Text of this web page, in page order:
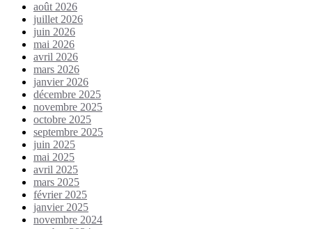
août 2026
juillet 2026
juin 2026
mai 2026
avril 2026
mars 2026
janvier 2026
décembre 2025
novembre 2025
octobre 2025
septembre 2025
juin 2025
mai 2025
avril 2025
mars 2025
février 2025
janvier 2025
novembre 2024